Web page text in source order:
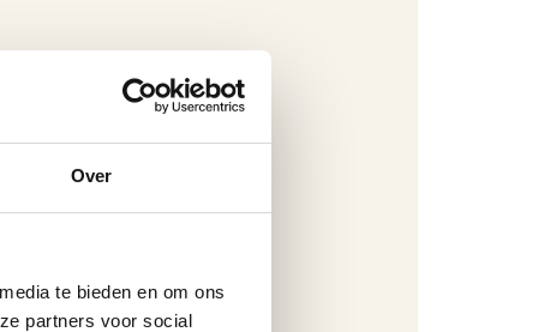
Over
te bieden en om ons
partners voor social